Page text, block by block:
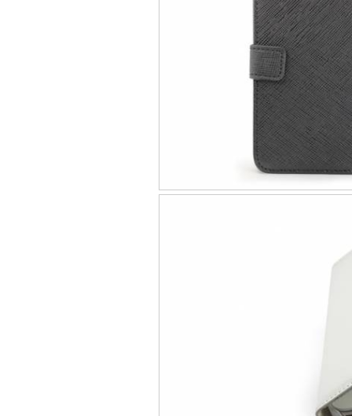
Túi đựng iPad
Túi đựng
Bao da Samsung